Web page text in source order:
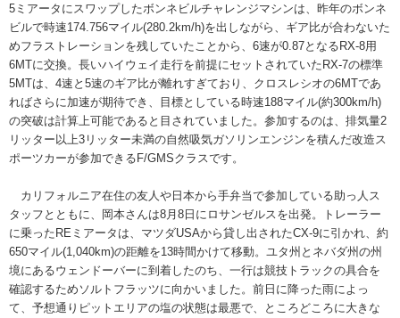
5ミアータにスワップしたボンネビルチャレンジマシンは、昨年のボンネ
ビルで時速174.756マイル(280.2km/h)を出しながら、ギア比が合わないた
めフラストレーションを残していたことから、6速が0.87となるRX-8用
6MTに交換。長いハイウェイ走行を前提にセットされていたRX-7の標準
5MTは、4速と5速のギア比が離れすぎており、クロスレシオの6MTであ
ればさらに加速が期待でき、目標としている時速188マイル(約300km/h)
の突破は計算上可能であると目されていました。参加するのは、排気量2
リッター以上3リッター未満の自然吸気ガソリンエンジンを積んだ改造ス
ポーツカーが参加できるF/GMSクラスです。
カリフォルニア在住の友人や日本から手弁当で参加している助っ人ス
タッフとともに、岡本さんは8月8日にロサンゼルスを出発。トレーラー
に乗ったREミアータは、マツダUSAから貸し出されたCX-9に引かれ、約
650マイル(1,040km)の距離を13時間かけて移動。ユタ州とネバダ州の州
境にあるウェンドーバーに到着したのち、一行は競技トラックの具合を
確認するためソルトフラッツに向かいました。前日に降った雨によっ
て、予想通りピットエリアの塩の状態は最悪で、ところどころに大きな